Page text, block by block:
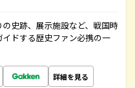
史跡、展示施設など、戦国時
ドする歴史ファン必携の一
詳細を見る